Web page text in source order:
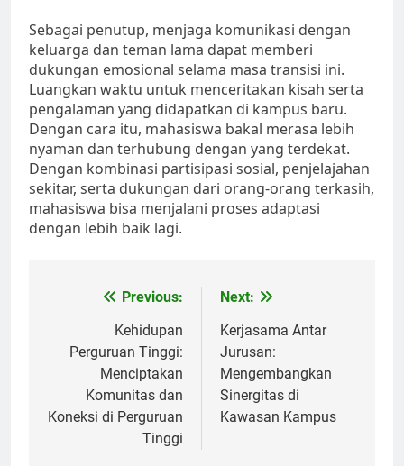
Sebagai penutup, menjaga komunikasi dengan
keluarga dan teman lama dapat memberi
dukungan emosional selama masa transisi ini.
Luangkan waktu untuk menceritakan kisah serta
pengalaman yang didapatkan di kampus baru.
Dengan cara itu, mahasiswa bakal merasa lebih
nyaman dan terhubung dengan yang terdekat.
Dengan kombinasi partisipasi sosial, penjelajahan
sekitar, serta dukungan dari orang-orang terkasih,
mahasiswa bisa menjalani proses adaptasi
dengan lebih baik lagi.
navigation
Previous:
Kehidupan
Perguruan Tinggi:
Menciptakan
Komunitas dan
Koneksi di Perguruan
Tinggi
Next:
Kerjasama Antar
Jurusan:
Mengembangkan
Sinergitas di
Kawasan Kampus